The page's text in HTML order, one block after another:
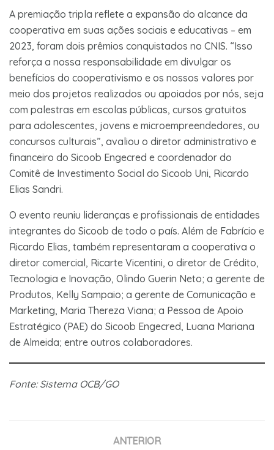
A premiação tripla reflete a expansão do alcance da
cooperativa em suas ações sociais e educativas – em
2023, foram dois prêmios conquistados no CNIS. “Isso
reforça a nossa responsabilidade em divulgar os
benefícios do cooperativismo e os nossos valores por
meio dos projetos realizados ou apoiados por nós, seja
com palestras em escolas públicas, cursos gratuitos
para adolescentes, jovens e microempreendedores, ou
concursos culturais”, avaliou o diretor administrativo e
financeiro do Sicoob Engecred e coordenador do
Comitê de Investimento Social do Sicoob Uni, Ricardo
Elias Sandri.
O evento reuniu lideranças e profissionais de entidades
integrantes do Sicoob de todo o país. Além de Fabrício e
Ricardo Elias, também representaram a cooperativa o
diretor comercial, Ricarte Vicentini, o diretor de Crédito,
Tecnologia e Inovação, Olindo Guerin Neto; a gerente de
Produtos, Kelly Sampaio; a gerente de Comunicação e
Marketing, Maria Thereza Viana; a Pessoa de Apoio
Estratégico (PAE) do Sicoob Engecred, Luana Mariana
de Almeida; entre outros colaboradores.
Fonte: Sistema OCB/GO
ANTERIOR